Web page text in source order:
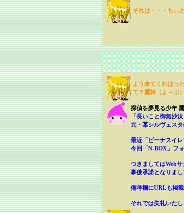
それは・・・ちぃ
よう来てくれはっ
て？鷹舞（よ～ぶ
探偵を夢見る少年
「長いこと御無沙
元・某シルヴェスタ
最近「ビーナスイ
今回「N-BOX」フ
つきましてはWeb
事後承諾となりまし
備考欄にURLも掲
それでは失礼いたし